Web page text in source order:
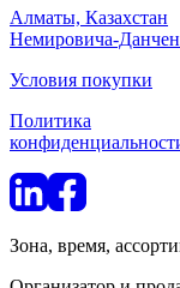
Алматы, Казахстан
Немировича-
Условия покупки
Политика
Зона, время,